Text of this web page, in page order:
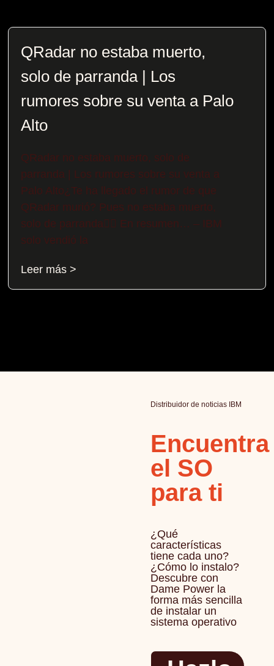
QRadar no estaba muerto,
solo de parranda | Los
rumores sobre su venta a Palo
Alto
QRadar no estaba muerto, solo de
parranda | Los rumores sobre su venta a
Palo Alto¿Te ha llegado el rumor de que
QRadar murió? Pues no estaba muerto,
solo de parranda😶‍🌫️​ En resumen… – IBM
solo vendió la
Leer más >
Distribuidor de noticias IBM
Encuentra
el SO
para ti
¿Qué
características
tiene cada uno?
¿Cómo lo instalo?
Descubre con
Dame Power la
forma más sencilla
de instalar un
sistema operativo